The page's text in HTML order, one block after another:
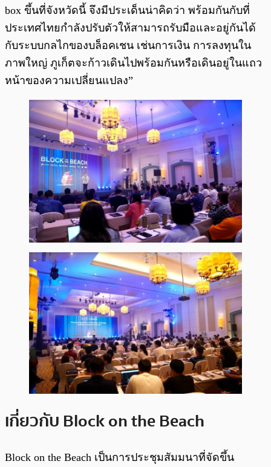
box ขึ้นที่จังหวัดนี้ จึงมีประเด็นน่าคิดว่า พร้อมกันกับที่
ประเทศไทยกำลังปรับตัวให้สามารถรับมือและอยู่กันได้
กับระบบกลไกของบล็อคเชน เช่นการเงิน การลงทุนใน
ภาพใหญ่ ภูเก็ตจะก้าวเดินไปพร้อมกันหรือเดินอยู่ในแถว
หน้าของความเปลี่ยนแปลง”
เกี่ยวกับ Block on the Beach
Block on the Beach เป็นการประชุมสัมมนาที่จัดขึ้น